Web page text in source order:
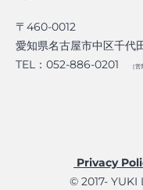
〒460-0012
愛知県名古屋市中区千代
TEL：052-886-0201
［
Privacy
© 2017-